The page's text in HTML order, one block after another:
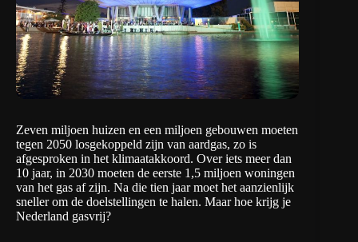
Zeven miljoen huizen en een miljoen gebouwen moeten
tegen 2050 losgekoppeld zijn van aardgas, zo is
afgesproken in het klimaatakkoord. Over iets meer dan
10 jaar, in 2030 moeten de eerste 1,5 miljoen woningen
van het gas af zijn. Na die tien jaar moet het aanzienlijk
sneller om de doelstellingen te halen. Maar hoe krijg je
Nederland gasvrij?